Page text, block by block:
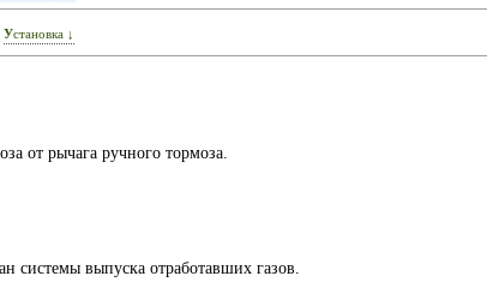
Установка ↓
от рычага ручного тормоза.
системы выпуска отработавших газов.